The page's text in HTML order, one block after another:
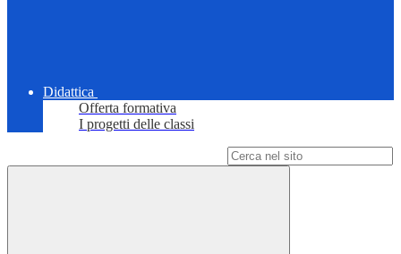
Didattica
Offerta formativa
I progetti delle classi